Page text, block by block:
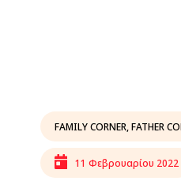
FAMILY CORNER,FATHER
11 Φεβρουαρίου 2022